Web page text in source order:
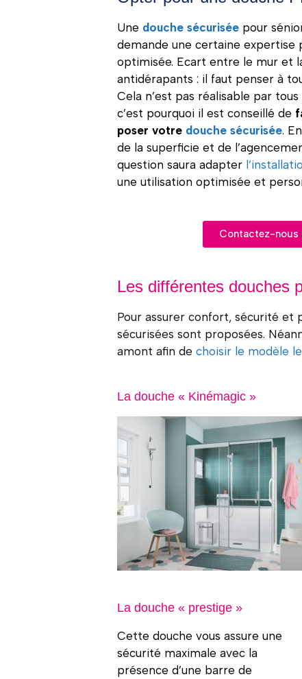
Une douche sécurisée pour
demande une certaine expertise
optimisée. Ecart entre le mur et
antidérapants : il faut penser à
Cela n’est pas réalisable par
c’est pourquoi il est conseillé de
poser votre douche sécurisée.
de la superficie et de
question saura adapter
une utilisation optimisée et
Contactez-nous
Les différentes douches
Pour assurer confort, sécurité et
sécurisées sont proposées.
amont afin dechoisir le modèle
La douche « Kinémagic »
La douche « prestige »
Cette douche vous assure une
sécurité maximale avec la
présence d’une barre de